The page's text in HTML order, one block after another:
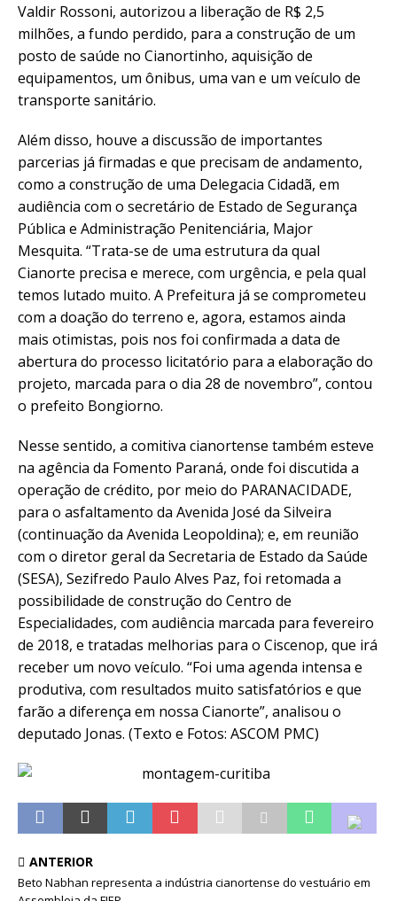
Valdir Rossoni, autorizou a liberação de R$ 2,5
milhões, a fundo perdido, para a construção de um
posto de saúde no Cianortinho, aquisição de
equipamentos, um ônibus, uma van e um veículo de
transporte sanitário.
Além disso, houve a discussão de importantes
parcerias já firmadas e que precisam de andamento,
como a construção de uma Delegacia Cidadã, em
audiência com o secretário de Estado de Segurança
Pública e Administração Penitenciária, Major
Mesquita. “Trata-se de uma estrutura da qual
Cianorte precisa e merece, com urgência, e pela qual
temos lutado muito. A Prefeitura já se comprometeu
com a doação do terreno e, agora, estamos ainda
mais otimistas, pois nos foi confirmada a data de
abertura do processo licitatório para a elaboração do
projeto, marcada para o dia 28 de novembro”, contou
o prefeito Bongiorno.
Nesse sentido, a comitiva cianortense também esteve
na agência da Fomento Paraná, onde foi discutida a
operação de crédito, por meio do PARANACIDADE,
para o asfaltamento da Avenida José da Silveira
(continuação da Avenida Leopoldina); e, em reunião
com o diretor geral da Secretaria de Estado da Saúde
(SESA), Sezifredo Paulo Alves Paz, foi retomada a
possibilidade de construção do Centro de
Especialidades, com audiência marcada para fevereiro
de 2018, e tratadas melhorias para o Ciscenop, que irá
receber um novo veículo. “Foi uma agenda intensa e
produtiva, com resultados muito satisfatórios e que
farão a diferença em nossa Cianorte”, analisou o
deputado Jonas. (Texto e Fotos: ASCOM PMC)
ANTERIOR
Beto Nabhan representa a indústria cianortense do vestuário em